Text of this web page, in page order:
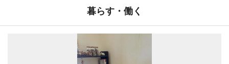
暮らす・働く